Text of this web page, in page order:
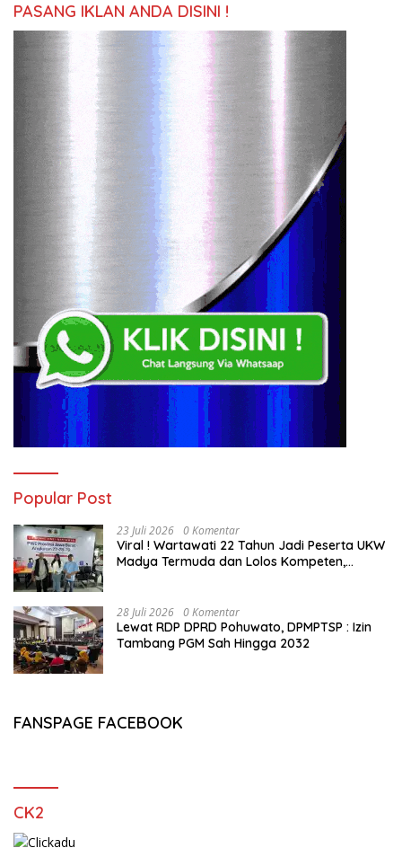
PASANG IKLAN ANDA DISINI !
Popular Post
23 Juli 2026 0 Komentar
Viral ! Wartawati 22 Tahun Jadi Peserta UKW
Madya Termuda dan Lolos Kompeten,
28 Juli 2026 0 Komentar
Lewat RDP DPRD Pohuwato, DPMPTSP : Izin
Tambang PGM Sah Hingga 2032
FANSPAGE FACEBOOK
CK2